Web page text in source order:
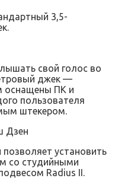
3,5-
свой голос во
джек —
оснащены ПК и
пользователя
штекером.
Дзен
позволяет установить
со студийными
Radius II.